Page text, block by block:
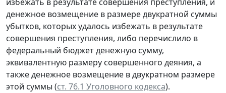
денежное возмещение в размере двукратной суммы
убытков, которых удалось избежать в результате
совершения преступления, либо перечислило в
федеральный бюджет денежную сумму,
эквивалентную размеру совершенного деяния, а
также денежное возмещение в двукратном размере
этой суммы (ст. 76.1 Уголовного кодекса).